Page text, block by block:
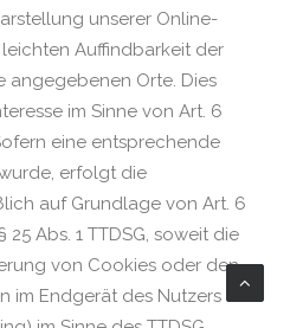
unserer Online-
Auffindbarkeit der
angegebenen Orte. Dies
im Sinne von Art. 6
eine entsprechende
erfolgt die
auf Grundlage von Art. 6
25 Abs. 1 TTDSG, soweit die
von Cookies oder den
im Endgerät des Nutzers